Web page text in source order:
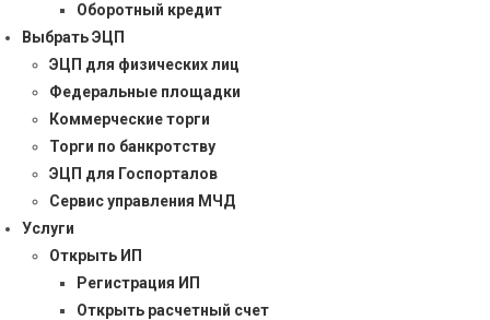
Оборотный кредит
Выбрать ЭЦП
ЭЦП для физических лиц
Федеральные площадки
Коммерческие торги
Торги по банкротству
ЭЦП для Госпорталов
Сервис управления МЧД
Услуги
Открыть ИП
Регистрация ИП
Открыть расчетный счет